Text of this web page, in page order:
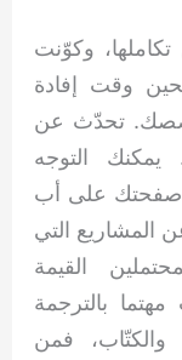
وكوّنت
وقت إفادة
تحدّث عن
التوجه
صفحتك على أب
المشاريع التي
القيمة
بالترجمة
والكتّاب، فمن